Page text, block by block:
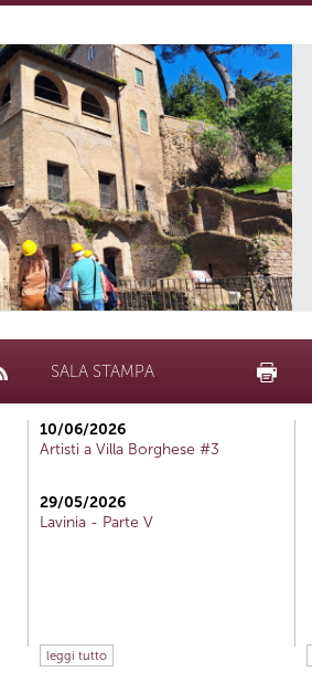
SALA STAMPA
10/06/2026
Artisti a Villa Borghese #3
29/05/2026
Lavinia - Parte V
leggi tutto